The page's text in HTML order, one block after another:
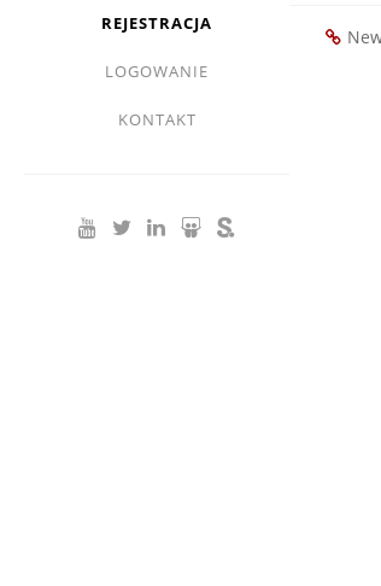
REJESTRACJA
LOGOWANIE
KONTAKT